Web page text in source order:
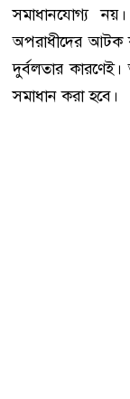
সমাধানযোগ্য
অপরাধীদের আটক
দুর্বলতার
সমাধান করা হবে।